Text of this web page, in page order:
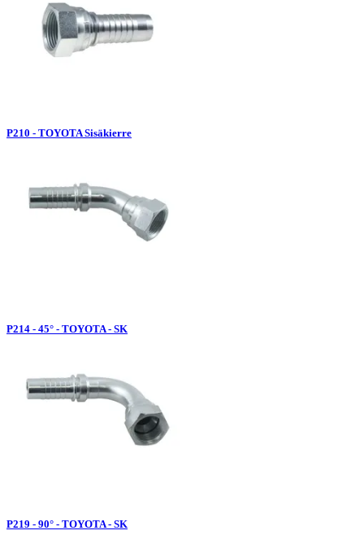
P210 - TOYOTA Sisäkierre
P214 - 45° - TOYOTA - SK
P219 - 90° - TOYOTA - SK